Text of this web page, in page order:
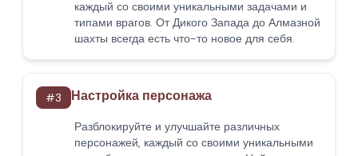
каждый со своими уникальными задачами и
типами врагов. От Дикого Запада до Алмазной
шахты всегда есть что-то новое для себя.
#3 Настройка персонажа
Разблокируйте и улучшайте различных
персонажей, каждый со своими уникальными